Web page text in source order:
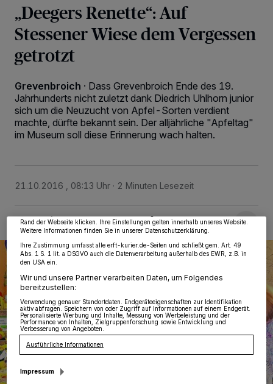
„Deegers Renette“: Auf
Stessener Wiese dem Vergessen
getrotzt
Grevenbroich · Dass Grevenbroich Ende des 19.
Jahrhunderts nicht zuletzt dank Diedrich Uhlhorn junior
sich um die Neuzucht von Apfel-Sorten verdient
machte, dürfte bekannt sein. Der alljährliche "Apfeltag"
im Museum soll diese Erinnerung wach halten.
21.10.2016 , 08:13 Uhr 2 Minuten Lesezeit
Zwecke. Wenn Tracker deaktiviert sind, sind manche Inhalte und Anzeigen
Rand der Webseite klicken. Ihre Einstellungen gelten innerhalb unseres Website.
Weitere Informationen finden Sie in unserer Datenschutzerklärung.
Ihre Zustimmung umfasst alle erft-kurier.de-Seiten und schließt gem. Art. 49
Abs. 1 S. 1 lit. a DSGVO auch die Datenverarbeitung außerhalb des EWR, z.B. in
den USA ein.
Wir und unsere Partner verarbeiten Daten, um Folgendes
bereitzustellen:
Verwendung genauer Standortdaten. Endgeräteeigenschaften zur Identifikation
aktiv abfragen. Speichern von oder Zugriff auf Informationen auf einem Endgerät.
Personalisierte Werbung und Inhalte, Messung von Werbeleistung und der
Performance von Inhalten, Zielgruppenforschung sowie Entwicklung und
Verbesserung von Angeboten.
Ausführliche Informationen
Impressum